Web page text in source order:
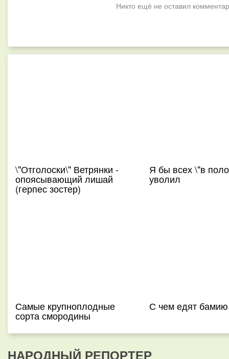
Никто ещё не оставил
\"Отголоски\" Ветрянки -
опоясывающий лишай
(герпес зостер)
Я бы всех \"в
уволил
Самые крупноплодные
сорта смородины
С чем едят бамию
НАРОДНЫЙ РЕПОРТЕР